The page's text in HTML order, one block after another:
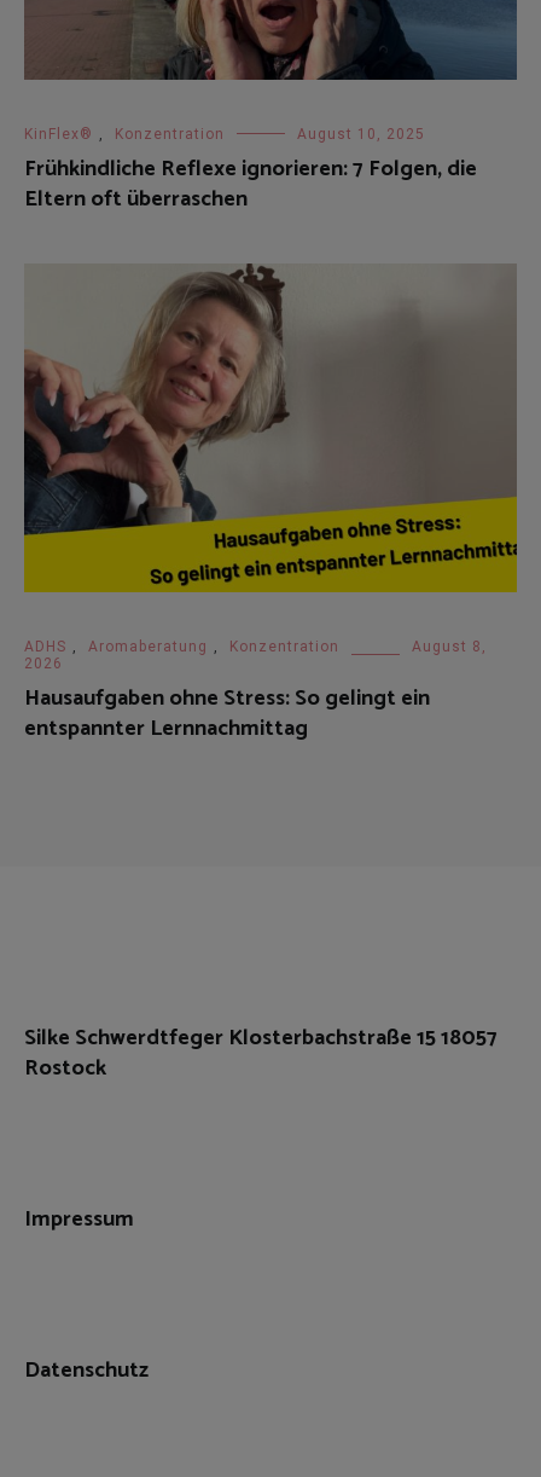
KinFlex® Konzentration August 10, 2025
Frühkindliche Reflexe ignorieren: 7 Folgen, die
Eltern oft überraschen
ADHS Aromaberatung Konzentration
August 8,
2026
Hausaufgaben ohne Stress: So gelingt ein
entspannter Lernnachmittag
Silke Schwerdtfeger Klosterbachstraße 15 18057
Rostock
Impressum
Datenschutz